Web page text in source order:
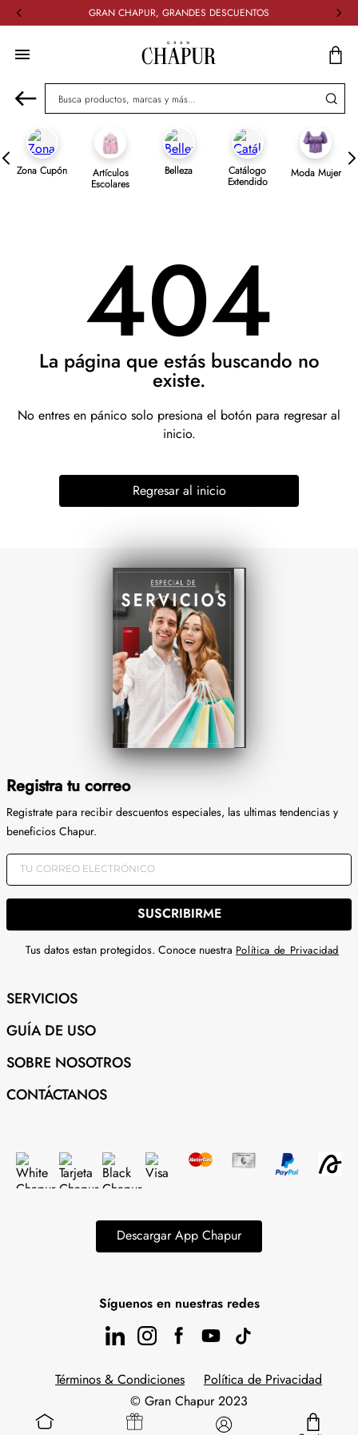
GRAN CHAPUR, GRANDES DESCUENTOS
Busca productos, marcas y más...
Zona Cupón Artículos
Escolares
Belleza Catálogo
Extendido
Moda Mujer
404
La página que estás buscando no
existe.
No entres en pánico solo presiona el botón para regresar al
inicio.
Regresar al inicio
Registra tu correo
Registrate para recibir descuentos especiales, las ultimas tendencias y
beneficios Chapur.
SUSCRIBIRME
Tus datos estan protegidos. Conoce nuestra Política de Privacidad
SERVICIOS
GUÍA DE USO
SOBRE NOSOTROS
CONTÁCTANOS
Descargar App Chapur
Síguenos en nuestras redes
Términos & Condiciones
Política de Privacidad
© Gran Chapur 2023